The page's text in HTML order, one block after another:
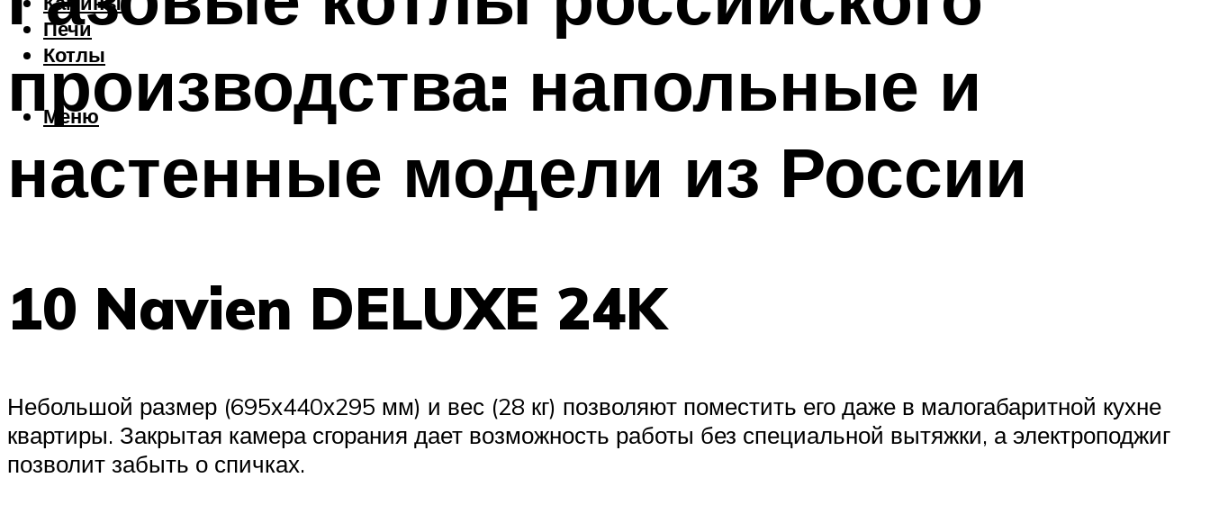
Печи
Котлы
Меню
производства: напольные и
настенные модели из России
10 Navien DELUXE 24K
Небольшой размер (695х440х295 мм) и вес (28 кг) позволяют поместить его даже в малогабаритной кухне
квартиры. Закрытая камера сгорания дает возможность работы без специальной вытяжки, а электроподжиг
позволит забыть о спичках.